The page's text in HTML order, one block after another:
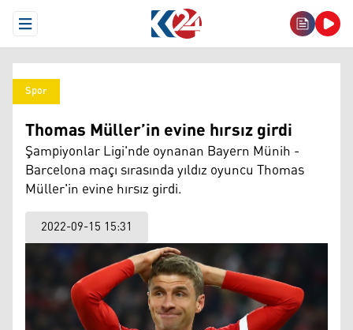
Open Menu
Spor
Thomas Müller’in evine hırsız girdi
Şampiyonlar Ligi'nde oynanan Bayern Münih -
Barcelona maçı sırasında yıldız oyuncu Thomas
Müller'in evine hırsız girdi.
2022-09-15 15:31